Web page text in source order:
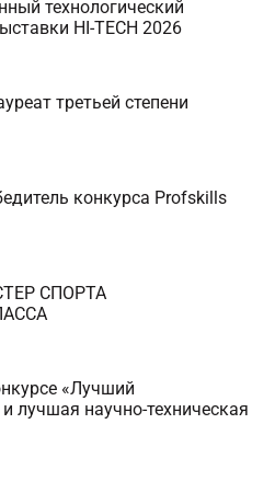
технологический
HI-TECH 2026
третьей степени
конкурса Profskills
СПОРТА
«Лучший
лучшая научно-техническая